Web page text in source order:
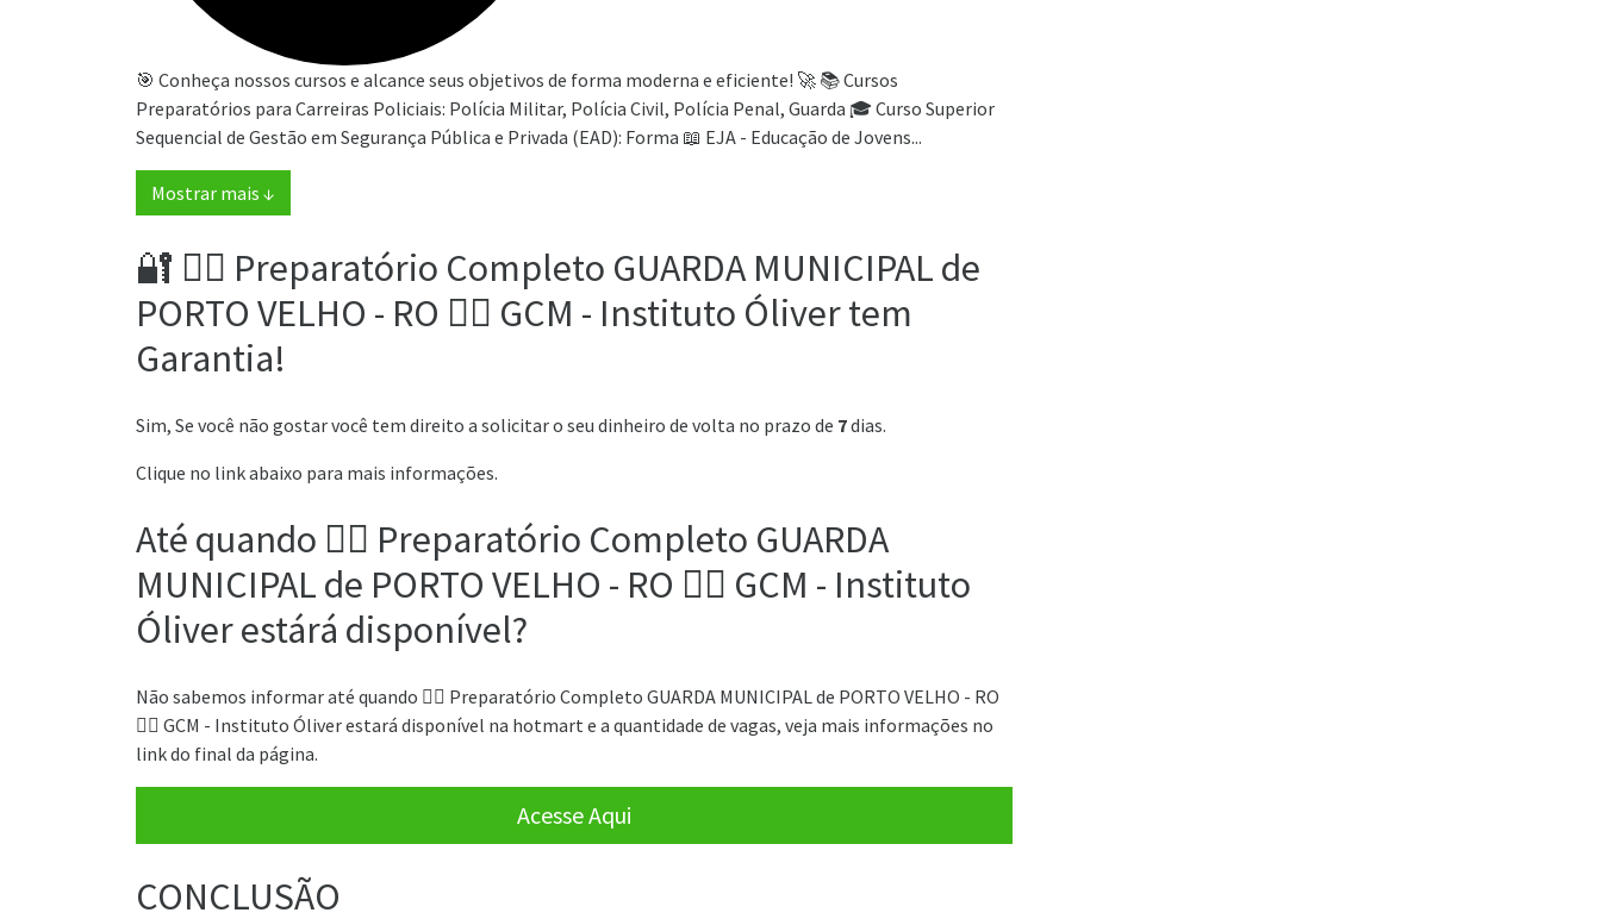
🎯 Conheça nossos cursos e alcance seus objetivos de forma moderna e eficiente! 🚀 📚 Cursos
Preparatórios para Carreiras Policiais: Polícia Militar, Polícia Civil, Polícia Penal, Guarda 🎓 Curso Superior
Sequencial de Gestão em Segurança Pública e Privada (EAD): Forma 📖 EJA - Educação de Jovens...
Mostrar mais ↓
🔐 👮‍♂️ Preparatório Completo GUARDA MUNICIPAL de
PORTO VELHO - RO 👮‍♂️ GCM - Instituto Óliver tem
Garantia!
Sim, Se você não gostar você tem direito a solicitar o seu dinheiro de volta no prazo de 7dias.
Clique no link abaixo para mais informações.
Até quando 👮‍♂️ Preparatório Completo GUARDA
MUNICIPAL de PORTO VELHO - RO 👮‍♂️ GCM - Instituto
Óliver estárá disponível?
Não sabemos informar até quando 👮‍♂️ Preparatório Completo GUARDA MUNICIPAL de PORTO VELHO - RO
👮‍♂️ GCM - Instituto Óliver estará disponível na hotmart e a quantidade de vagas, veja mais informações no
link do final da página.
Acesse Aqui
CONCLUSÃO